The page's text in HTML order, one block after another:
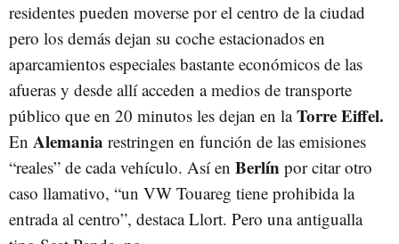
residentes pueden moverse por el centro de la ciudad
pero los demás dejan su coche estacionados en
aparcamientos especiales bastante económicos de las
afueras y desde allí acceden a medios de transporte
público que en 20 minutos les dejan en laTorre Eiffel.
En Alemania restringen en función de las emisiones
“reales” de cada vehículo. Así en Berlín por citar otro
caso llamativo, “un VW Touareg tiene prohibida la
entrada al centro”, destaca Llort. Pero una antigualla